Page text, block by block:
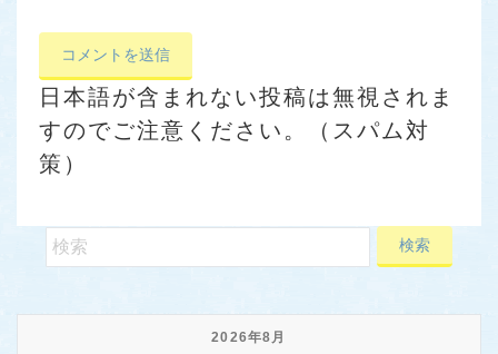
日本語が含まれない投稿は無視されま
すのでご注意ください。（スパム対
策）
2026年8月